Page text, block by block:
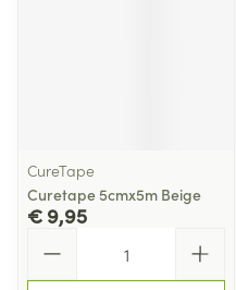
CureTape
Curetape 5cmx5m Beige
€ 9,95